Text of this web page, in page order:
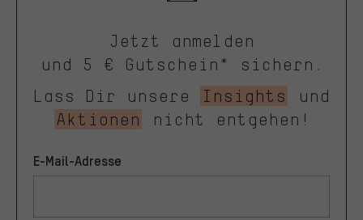
Jetzt anmelden
und 5 € Gutschein* sichern.
Lass Dir unsere
Insights
und
Aktionen
nicht entgehen!
E-Mail-Adresse